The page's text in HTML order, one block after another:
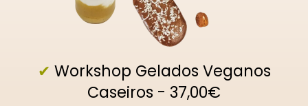
✔ Workshop Gelados Veganos
Caseiros - 37,00€